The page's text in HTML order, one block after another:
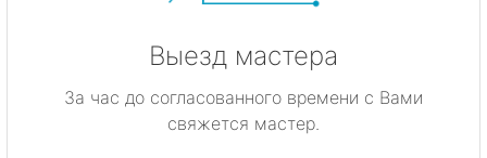
Выезд мастера
За час до согласованного времени с Вами
свяжется мастер.